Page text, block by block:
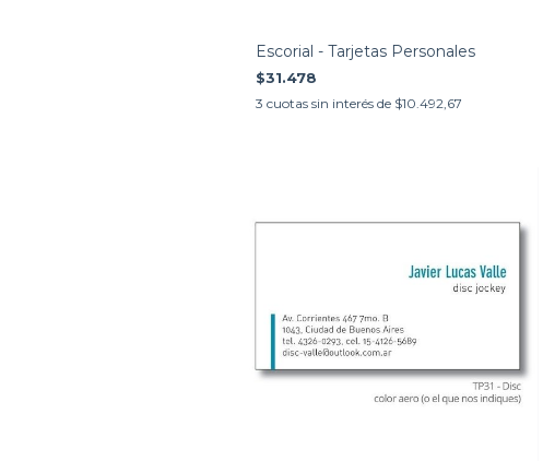
Escorial - Tarjetas Personales
$31.478
3 cuotas sin interés de $10.492,67